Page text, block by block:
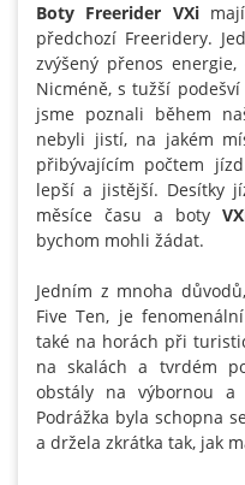
Boty Freerider VXimají
předchozí Freeridery.
zvýšený přenos
Nicméně, s tužší
jsme poznali během
nebyli jistí, na jakém
přibývajícím počtem
lepší a jistější. Desítky
měsíce času a boty
bychom mohli žádat.
Jedním z mnoha
Five Ten, je
také na horách při
na skalách a tvrdém
obstály na výbornou a
Podrážka byla schopna
a držela zkrátka tak, jak